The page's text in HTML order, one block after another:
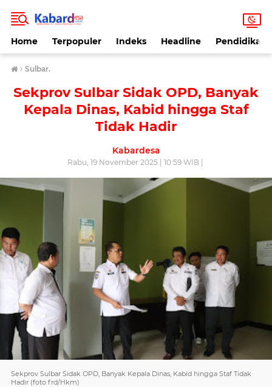
Home Terpopuler Indeks Headline Pendidikan
› Sulbar.
Sekprov Sulbar Sidak OPD, Banyak
Kepala Dinas, Kabid hingga Staf
Tidak Hadir
Kabardesa
Rabu, 19 November 2025 | 10:59 WIB |
Sekprov Sulbar Sidak OPD, Banyak Kepala Dinas, Kabid hingga Staf Tidak
Hadir (foto frd/Hkm)